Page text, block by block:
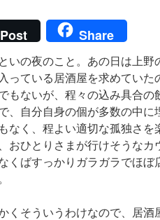
Post Share
いの夜のこと。あの日は上野
っている居酒屋を求めてい
もないが、程々の込み具合の
、自分自身の個が多数の中
なく、程よい適切な孤独さを
おひとりさまが行けそうな
くばすっかりガラガラでほ
くそういうわけなので、居酒